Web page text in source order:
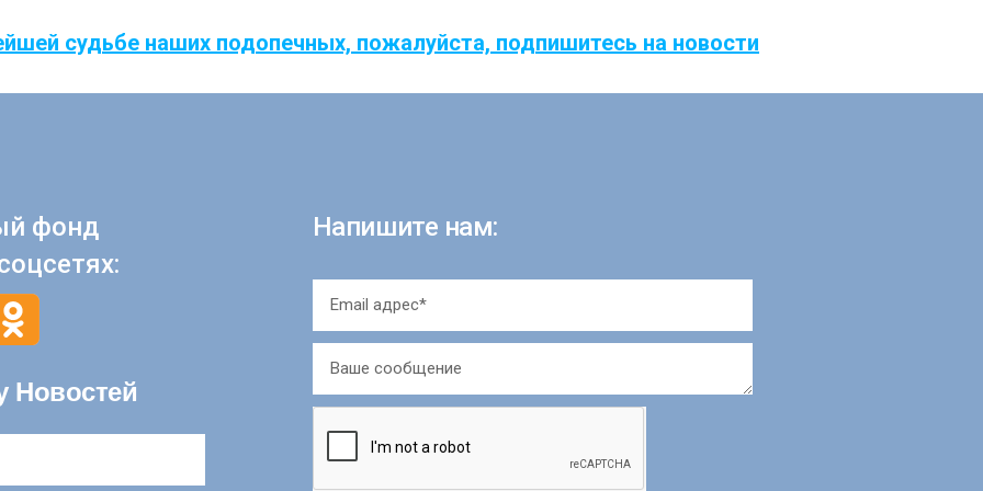
судьбе наших подопечных, пожалуйста, подпишитесь на новости
фонд
Новостей
Напишите нам: